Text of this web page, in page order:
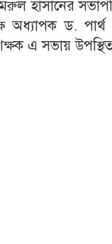
হাসানের
অধ্যাপক ড.
এ সভায়